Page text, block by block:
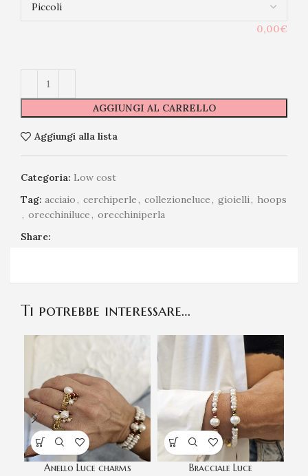
0,00€
AGGIUNGI AL CARRELLO
Aggiungi alla lista
Categoria: Low cost
Tag: acciaio, cerchiperle, collezioneluce, gioielli, hoops
, orecchiniluce, orecchiniperla
Share:
Ti potrebbe interessare…
Anello Luce charms Bracciale Luce